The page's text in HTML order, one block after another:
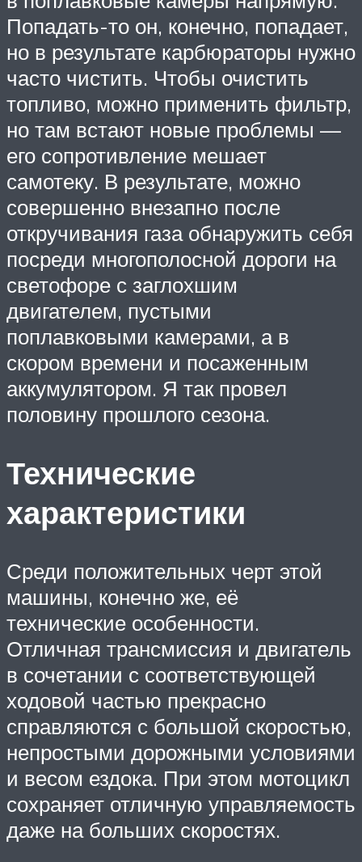
Попадать-то он, конечно, попадает,
но в результате карбюраторы нужно
часто чистить. Чтобы очистить
топливо, можно применить фильтр,
но там встают новые проблемы —
его сопротивление мешает
самотеку. В результате, можно
совершенно внезапно после
откручивания газа обнаружить себя
посреди многополосной дороги на
светофоре с заглохшим
двигателем, пустыми
поплавковыми камерами, а в
скором времени и посаженным
аккумулятором. Я так провел
половину прошлого сезона.
Технические
характеристики
Среди положительных черт этой
машины, конечно же, её
технические особенности.
Отличная трансмиссия и двигатель
в сочетании с соответствующей
ходовой частью прекрасно
справляются с большой скоростью,
непростыми дорожными условиями
и весом ездока. При этом мотоцикл
сохраняет отличную управляемость
даже на больших скоростях.